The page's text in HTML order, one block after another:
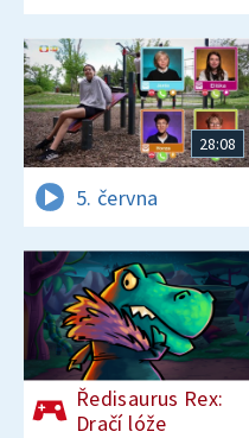
28:08
5. června
Ředisaurus Rex:
Dračí lóže